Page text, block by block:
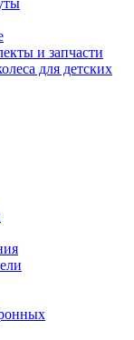
и запчасти
для детских